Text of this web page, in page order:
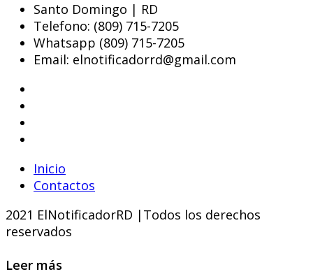
Santo Domingo | RD
Telefono: (809) 715-7205
Whatsapp (809) 715-7205
Email: elnotificadorrd@gmail.com
Inicio
Contactos
2021 ElNotificadorRD |Todos los derechos
reservados
Leer más